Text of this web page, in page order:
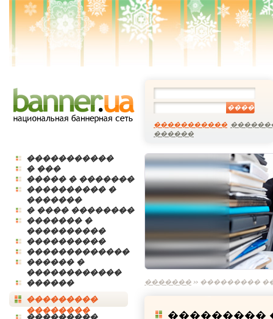
����
�����������
������
�����������
� ���
����� � �������
���������� �
�������
� ���� ��������
������� �
����������
����������
�������������
������ �
������������
������
���������
��������
���������
������� ���������
���������